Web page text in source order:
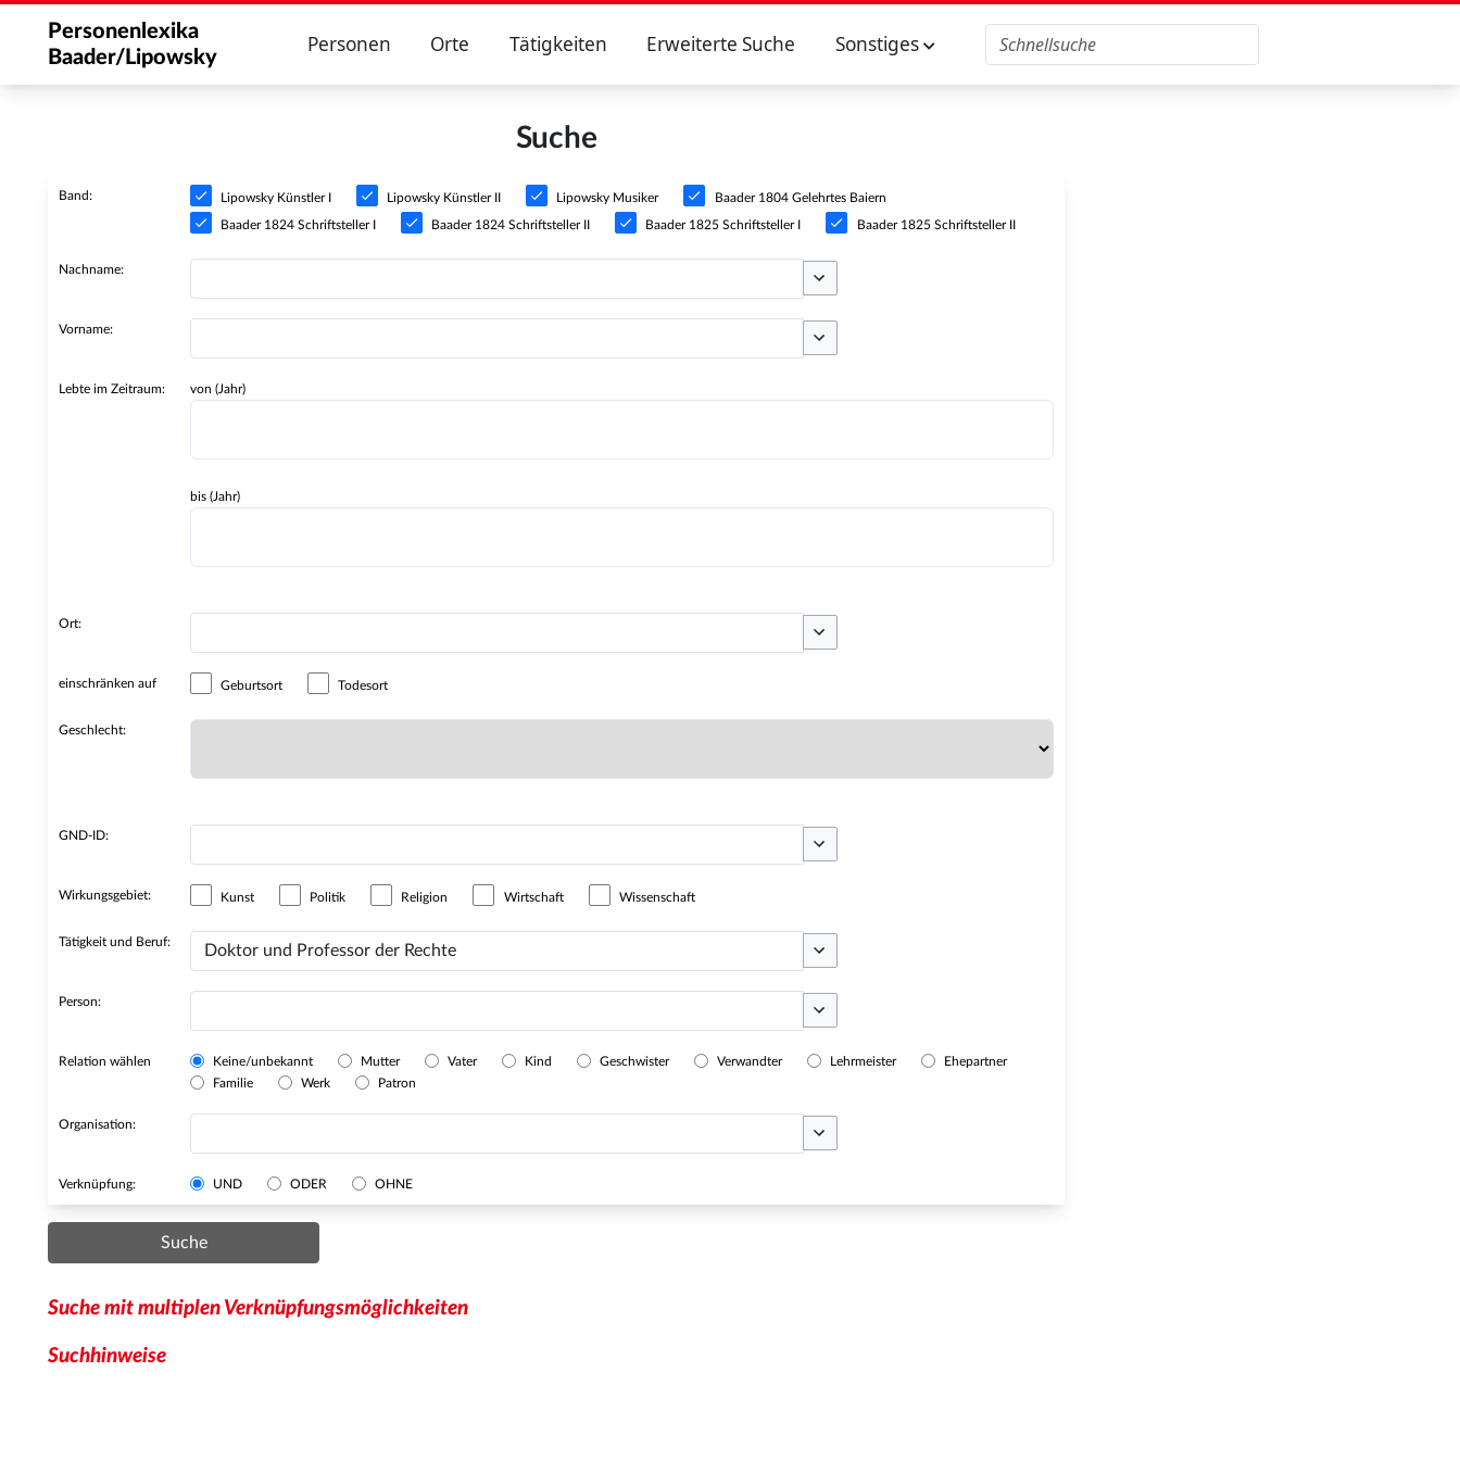
Personenlexika
Baader/Lipowsky
Personen Orte Tätigkeiten Erweiterte Suche Sonstiges
Suche
Band: Lipowsky Künstler I Lipowsky Künstler II Lipowsky Musiker Baader 1804 Gelehrtes Baiern
Baader 1824 Schriftsteller I Baader 1824 Schriftsteller II Baader 1825 Schriftsteller I Baader 1825 Schriftsteller II
Nachname:
Optionen umschalten
Vorname:
Optionen umschalten
Lebte im Zeitraum: von (Jahr)
bis (Jahr)
Ort:
Optionen umschalten
einschränken auf Geburtsort Todesort
Geschlecht:
GND-ID:
Optionen umschalten
Wirkungsgebiet: Kunst Politik Religion Wirtschaft Wissenschaft
Tätigkeit und Beruf:
Optionen umschalten
Person:
Optionen umschalten
Relation wählen Keine/unbekannt Mutter Vater Kind Geschwister Verwandter Lehrmeister
Ehepartner
Familie
Werk Patron
Organisation:
Optionen umschalten
Verknüpfung: UND ODER OHNE
Suche
Suche mit multiplen Verknüpfungsmöglichkeiten
Suchhinweise